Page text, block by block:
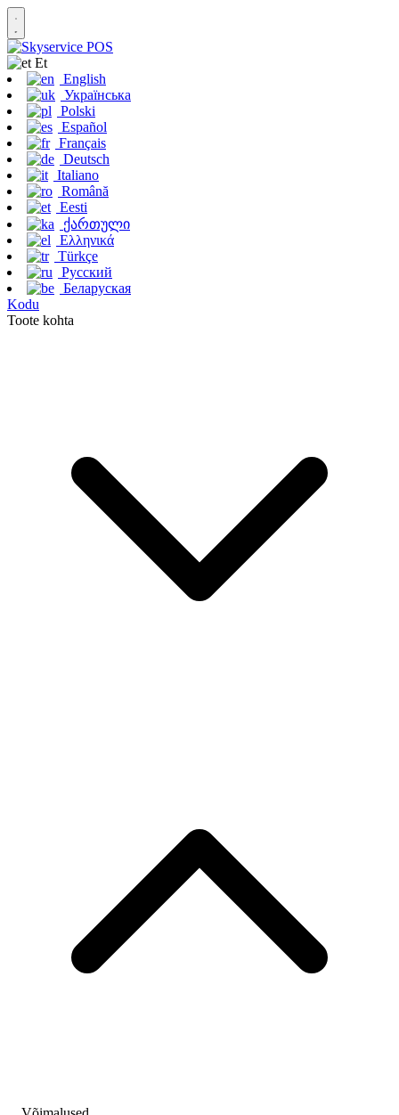
Et
English
Українська
Polski
Español
Français
Deutsch
Italiano
Română
Eesti
ქართული
Ελληνικά
Türkçe
Русский
Беларуская
Kodu
Toote kohta